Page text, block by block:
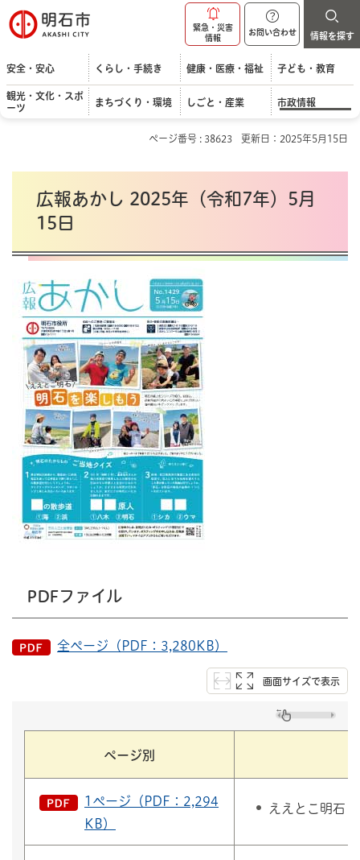
明石市
緊急・災害
情報
お問い合わせ 情報を探す
安全・安心 くらし・手続き 健康・医療・福祉 子ども・教育
観光・文化・スポ
ーツ
まちづくり・環境 しごと・産業 市政情報
ページ番号 : 38623 更新日：2025年5月15日
広報あかし 2025年（令和7年）5月
15日
PDFファイル
全ページ（PDF：3,280KB）
画面サイズで表示
ページ別
1ページ（PDF：2,294
KB）
ええとこ明石